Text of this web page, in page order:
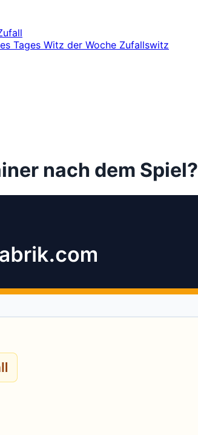
Tages Witz der Woche Zufallswitz
nach dem Spiel?